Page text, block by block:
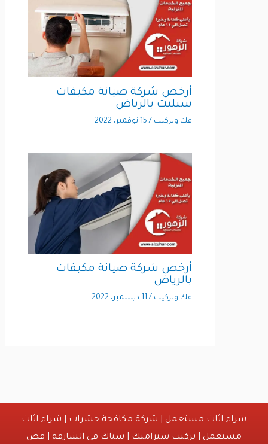
أرخص شركة صيانة مكيفات
سبليت بالرياض
فك وتركيب/15 نوفمبر، 2022
أرخص شركة صيانة مكيفات
بالرياض
فك وتركيب/11 ديسمبر، 2022
شراء اثاث مستعمل|شركة مكافحة حشرات|شراء اثاث
مستعمل|تركيب سيراميك|سباك في الشارقة|قص